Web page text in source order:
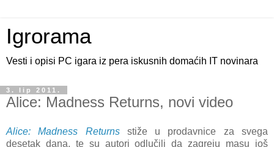
Igrorama
Vesti i opisi PC igara iz pera iskusnih domaćih IT novinara
3. lip 2011.
Alice: Madness Returns, novi video
Alice: Madness Returnsstiže u prodavnice za svega
desetak dana, te su autori odlučili da zagreju masu još